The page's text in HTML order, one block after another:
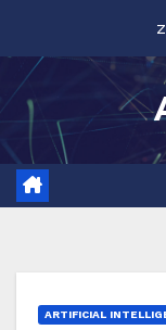
inhoud
ARTIFICIAL